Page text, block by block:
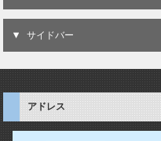
サイドバー
アドレス